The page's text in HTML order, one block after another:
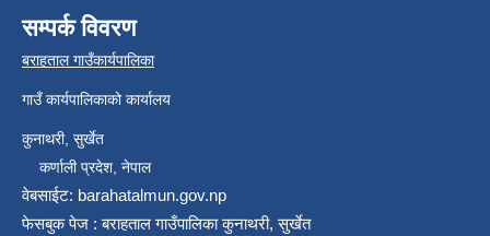
सम्पर्क विवरण
बराहताल गाउँकार्यपालिका
गाउँ कार्यपालिकाको कार्यालय
कुनाथरी, सुर्खेत
कर्णाली प्रदेश, नेपाल
वेबसाईट: barahatalmun.gov.np
फेसबुक पेज : बराहताल गाउँपालिका कुनाथरी, सुर्खेत